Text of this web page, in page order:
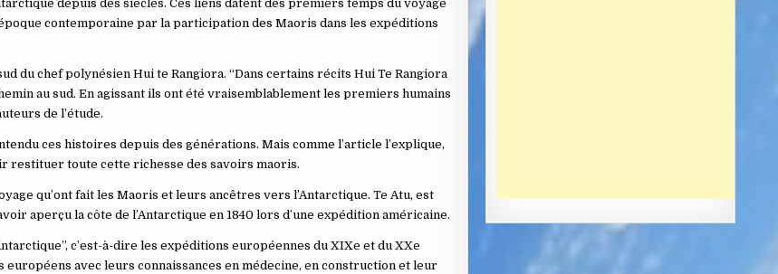
depuis des siècles. Ces liens datent des premiers temps du voyage
contemporaine par la participation des Maoris dans les expéditions
du chef polynésien Hui te Rangiora. “Dans certains récits Hui Te Rangiora
au sud. En agissant ils ont été vraisemblablement les premiers humains
de l’étude.
ces histoires depuis des générations. Mais comme l’article l’explique,
restituer toute cette richesse des savoirs maoris.
qu’ont fait les Maoris et leurs ancêtres vers l’Antarctique. Te Atu, est
aperçu la côte de l’Antarctique en 1840 lors d’une expédition américaine.
c’est-à-dire les expéditions européennes du XIXe et du XXe
avec leurs connaissances en médecine, en construction et leur